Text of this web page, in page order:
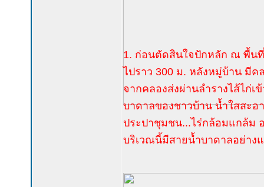
1. ก่อนตัดสินใจปักหลัก ณ พื้น
ไปราว 300 ม. หลังหมู่บ้าน มี
จากคลองส่งผ่านลำรางไส้ไก่
บาดาลของชาวบ้าน น้ำใสสะ
ประปาชุมชน...ไร่กล้อมแกล้ม
บริเวณนี้มีสายน้ำบาดาลอย่าง